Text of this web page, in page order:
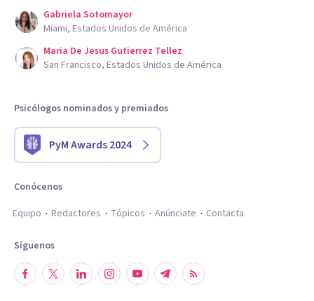
Gabriela Sotomayor
Miami, Estados Unidos de América
Maria De Jesus Gutierrez Tellez
San Francisco, Estados Unidos de América
Psicólogos nominados y premiados
PyM Awards 2024
Conócenos
Equipo
Redactores Tópicos Anúnciate Contacta
Síguenos